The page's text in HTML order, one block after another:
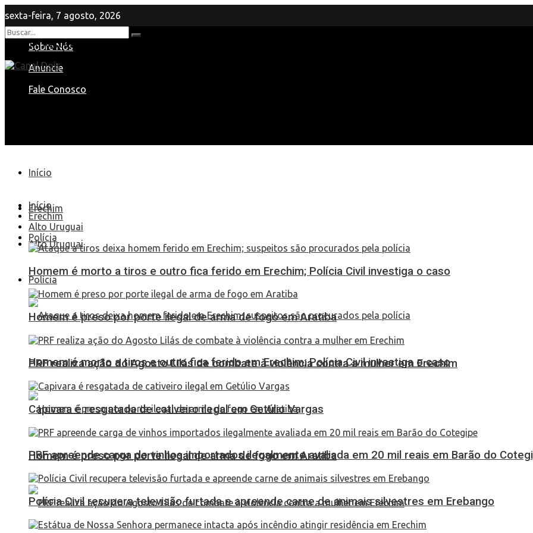
sexta-feira, 7 agosto, 2026
Sobre Nós
Anuncie
Fale Conosco
Nenhum Resultado
View All Result
Início
Erechim
Alto Uruguai
Polícia
Homem é morto a tiros e outro fica ferido em Erechim; Polícia Civil investiga o caso
Homem é preso por porte ilegal de arma de fogo em Aratiba
Início
Erechim
Alto Uruguai
Polícia
Homem é morto a tiros e outro fica ferido em Erechim; Polícia Civil investiga o caso
Homem é preso por porte ilegal de arma de fogo em Aratiba
PRF realiza ação do Agosto Lilás de combate à violência contra a mulher em Erechim
Capivara é resgatada de cativeiro ilegal em Getúlio Vargas
PRF apreende carga de vinhos importados ilegalmente avaliada em 20 mil reais em Barão do
Polícia Civil recupera televisão furtada e apreende carne de animais silvestres em Erebango